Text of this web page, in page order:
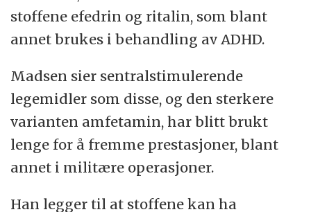
stoffene efedrin og ritalin, som blant
annet brukes i behandling av ADHD.
Madsen sier sentralstimulerende
legemidler som disse, og den sterkere
varianten amfetamin, har blitt brukt
lenge for å fremme prestasjoner, blant
annet i militære operasjoner.
Han legger til at stoffene kan ha